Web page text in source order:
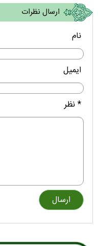
ارسال نظرات
نام
ایمیل
* نظر